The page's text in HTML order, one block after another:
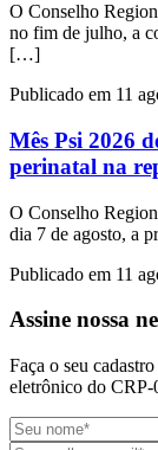
O Conselho
no fim de julho, a
[…]
Publicado em 11
Mês Psi 2026
perinatal na
O Conselho
dia 7 de agosto, a
Publicado em 11
Assine nossa
Faça o seu
eletrônico do CRP-